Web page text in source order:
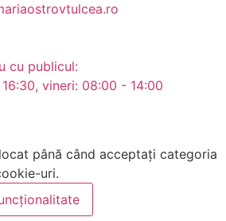
cu publicul:
vineri: 08:00 - 14:00
până când acceptați categoria
uri.